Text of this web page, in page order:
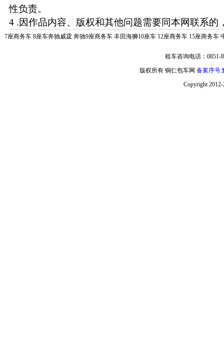
性负责。
4 .因作品内容、版权和其他问题需要同本网联系的
7座商务车 8座车奔驰威霆 奔驰9座商务车 丰田海狮10座车 12座商务车 15座商务车
租车咨询电话：0851-
版权所有 铜仁包车网 备案序号:
Copyright